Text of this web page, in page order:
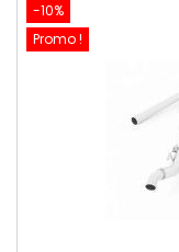
-10%
Promo !